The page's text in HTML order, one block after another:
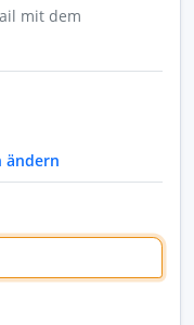
mit dem
ändern